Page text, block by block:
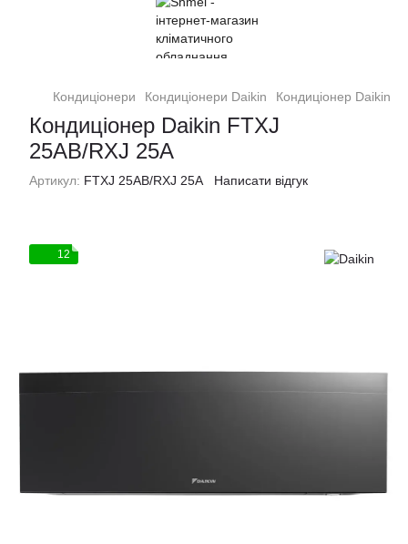
Кондиціонери Кондиціонери Daikin Кондиціонер Daikin
Кондиціонер Daikin FTXJ
25AB/RXJ 25A
Артикул: FTXJ 25AB/RXJ 25A Написати відгук
12